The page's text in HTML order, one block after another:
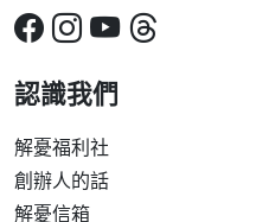
認識我們
解憂福利社
創辦人的話
解憂信箱